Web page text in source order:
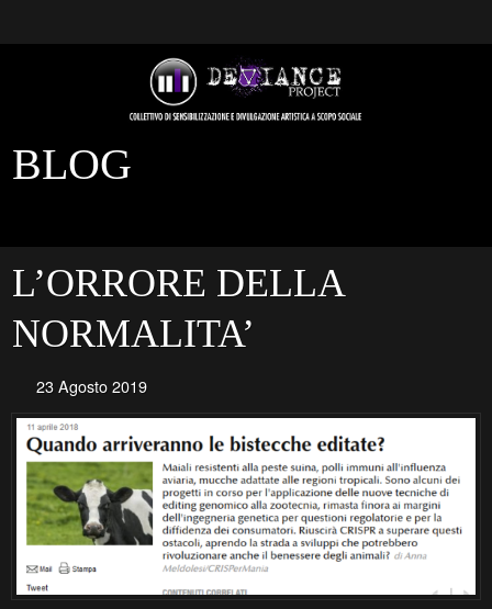
BLOG
L’ORRORE DELLA
NORMALITA’
23 Agosto 2019